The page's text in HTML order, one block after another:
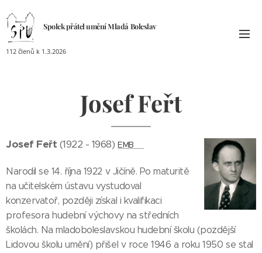
Spolek přátel uměníMladá Boleslav
112 členů k 1.3.2026
Josef Feřt
Josef Feřt (1922 - 1968)EMB↗
Narodil se 14. října 1922 v Jičíně. Po maturitě
na učitelském ústavu vystudoval
konzervatoř, později získal i kvalifikaci
profesora hudební výchovy na středních
školách. Na mladoboleslavskou hudební školu (pozdější
Lidovou školu umění) přišel v roce 1946 a roku 1950 se stal